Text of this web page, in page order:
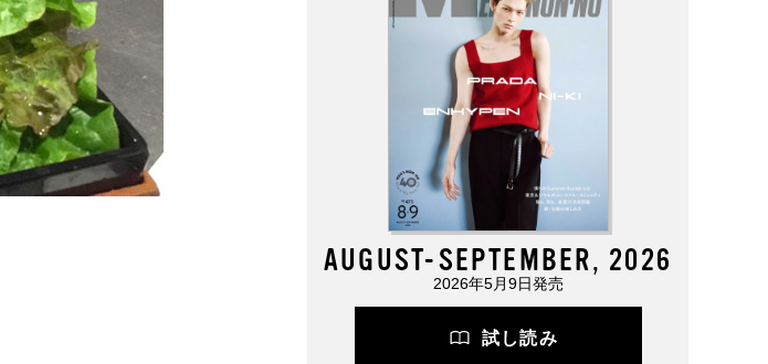
AUGUST-SEPTEMBER, 2026
2026年5月9日発売
試し読み